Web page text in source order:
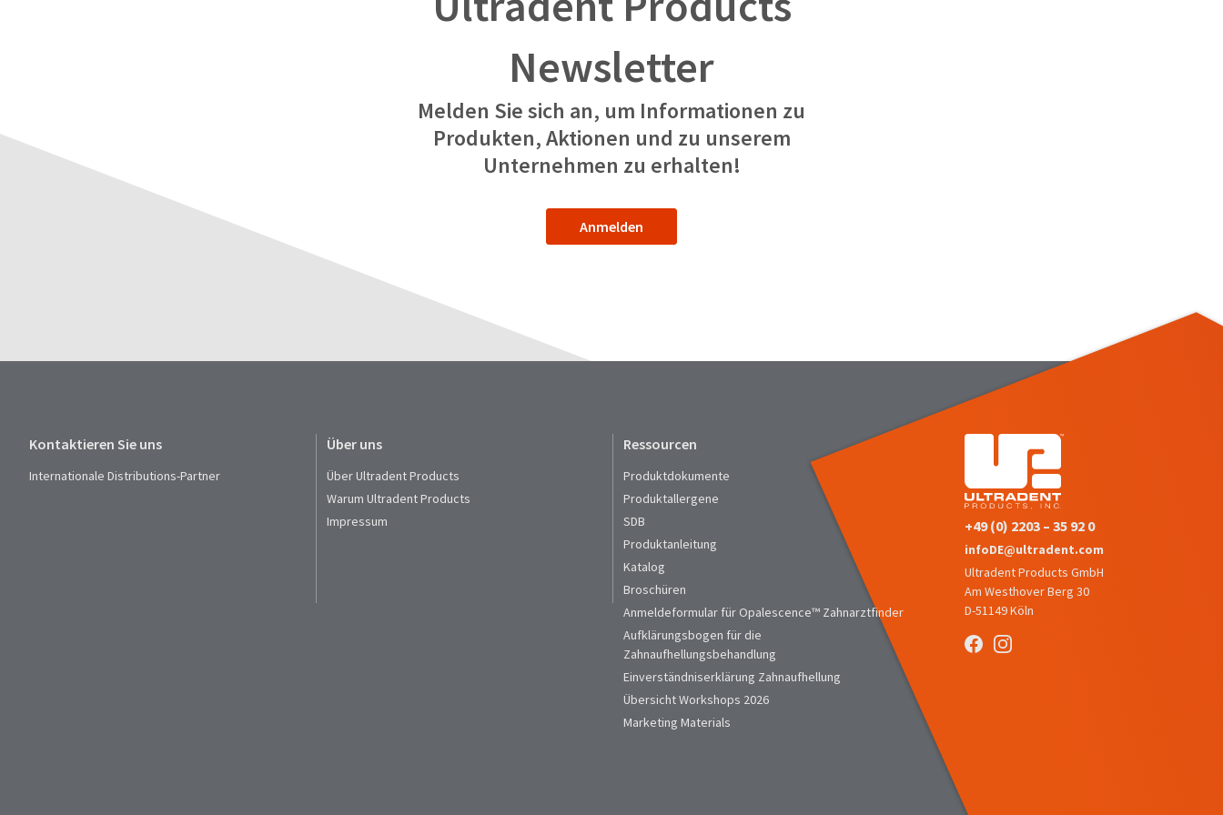
Newsletter
Melden Sie sich an, um Informationen zu
Produkten, Aktionen und zu unserem
Unternehmen zu erhalten!
Anmelden
Kontaktieren Sie uns
Internationale Distributions-Partner
Über uns
Über Ultradent Products
Warum Ultradent Products
Impressum
Ressourcen
Produktdokumente
Produktallergene
SDB
Produktanleitung
Katalog
Broschüren
Anmeldeformular für Opalescence™ Zahnarztfinder
Aufklärungsbogen für die
Zahnaufhellungsbehandlung
Einverständniserklärung Zahnaufhellung
Übersicht Workshops 2026
Marketing Materials
+49 (0) 2203 – 35 92 0
infoDE@ultradent.com
Ultradent Products GmbH
Am Westhover Berg 30
D-51149 Köln